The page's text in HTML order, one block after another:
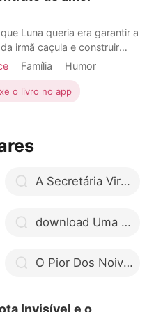
Luna queria era garantir a
irmã caçula e construir
tranquila - mesmo que para
seu chefe
e poderoso, propõe um
sentimentos. Ma
Família
Humor
arranjado
após um curto namoro
o livro no app
A Secretária Virgem e o CEO
download Uma segunda chance livro pdf
O Pior Dos Noivos